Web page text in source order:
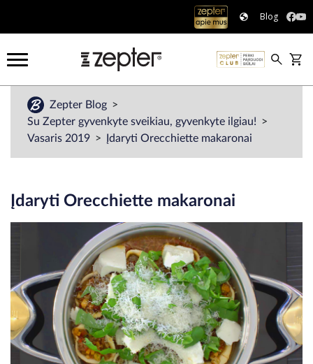
Blog
Zepter Blog
Su Zepter gyvenkyte sveikiau, gyvenkyte ilgiau!
Vasaris 2019
Įdaryti Orecchiette makaronai
Įdaryti Orecchiette makaronai